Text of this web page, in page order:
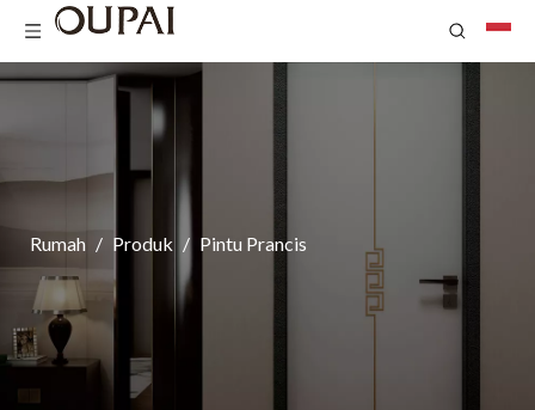
Rumah / Produk / Pintu Prancis